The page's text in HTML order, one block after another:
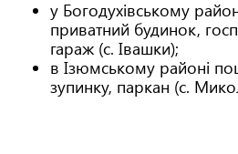
у Богодухівському
приватний будинок,
гараж (с. Івашки);
в Ізюмському районі
зупинку, паркан (с.